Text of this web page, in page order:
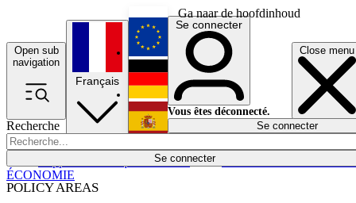
Ga naar de hoofdinhoud
Open sub
navigation
Close menu
Recherche
Se connecter
POLICY AREAS
Économie
Français
English
Deutsch
Español
Se connecter
Vous êtes déconnecté.
Se connecter
ÉCONOMIE